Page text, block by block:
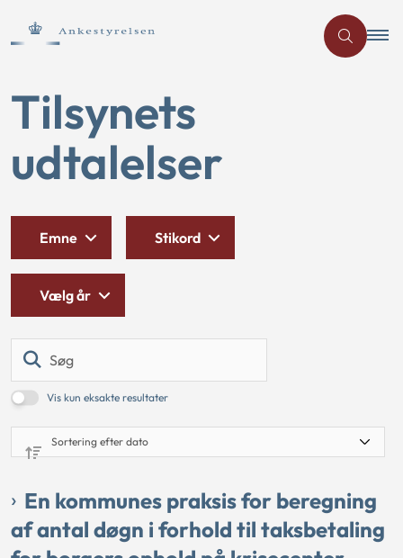
Tilsynets
udtalelser
Vis kun eksakte resultater
Emne Stikord
Vælg år
En kommunes praksis for beregning
af antal døgn i forhold til taksbetaling